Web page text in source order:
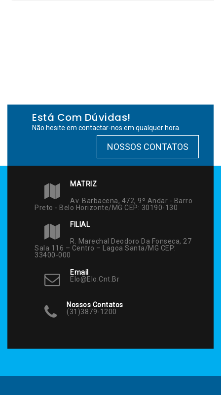
Está Com Dúvidas!
Não hesite em contactar-nos em qualquer hora.
NOSSOS CONTATOS
MATRIZ
Av. Barbacena, 472, 9º Andar - Barro
Preto - Belo Horizonte/MG CEP: 30190-130
FILIAL
R. Marechal Deodoro Da Fonseca, 27
Sala 116 – Centro – Lagoa Santa/MG CEP:
33400-000
Email
Elo@elo.cnt.br
Nossos Contatos
(31)3879-1200